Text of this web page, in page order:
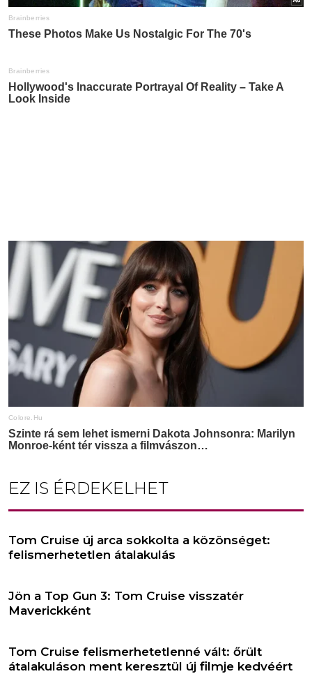
EZ IS ÉRDEKELHET
Tom Cruise új arca sokkolta a közönséget:
felismerhetetlen átalakulás
Jön a Top Gun 3: Tom Cruise visszatér
Maverickként
Tom Cruise felismerhetetlenné vált: őrült
átalakuláson ment keresztül új filmje kedvéért